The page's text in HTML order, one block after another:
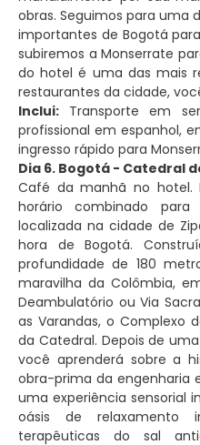
obras. Seguimos para uma
importantes de Bogotá
subiremos a Monserrate
do hotel é uma das mais
restaurantes da cidade,
Inclui: Transporte em
profissional em espanhol,
ingresso rápido para
Dia 6. Bogotá - Catedral
Café da manhã no hotel.
horário combinado
localizada na cidade de
hora de Bogotá.
profundidade de 180
maravilha da Colômbia,
Deambulatório ou Via
as Varandas, o Complexo
da Catedral. Depois de
você aprenderá sobre a
obra-prima da engenharia
uma experiência sensorial
oásis de relaxamento
terapêuticas do sal